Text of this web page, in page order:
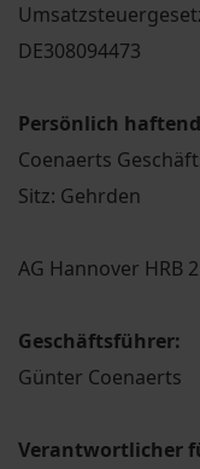
DE308094473
Persönlich
Coenaerts
Sitz: Gehrden
AG Hannover HRB
Geschäftsführer:
Günter Coenaerts
Verantwortlicher